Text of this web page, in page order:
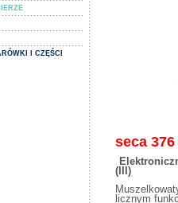
I CZĘŚCI
seca 376
(III)
licznym